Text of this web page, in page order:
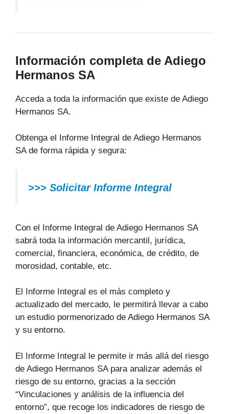
Información completa de Adiego
Hermanos SA
Acceda a toda la información que existe de Adiego
Hermanos SA.
Obtenga el Informe Integral de Adiego Hermanos
SA de forma rápida y segura:
>>> Solicitar Informe Integral
Con el Informe Integral de Adiego Hermanos SA
sabrá toda la información mercantil, jurídica,
comercial, financiera, económica, de crédito, de
morosidad, contable, etc.
El Informe Integral es el más completo y
actualizado del mercado, le permitirá llevar a cabo
un estudio pormenorizado de Adiego Hermanos SA
y su entorno.
El Informe Integral le permite ir más allá del riesgo
de Adiego Hermanos SA para analizar además el
riesgo de su entorno, gracias a la sección
“Vinculaciones y análisis de la influencia del
entorno”, que recoge los indicadores de riesgo de